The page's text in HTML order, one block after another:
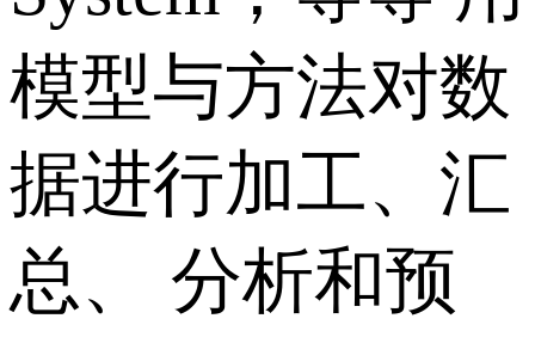
模型与方法对数
据进行加工、汇
总、 分析和预